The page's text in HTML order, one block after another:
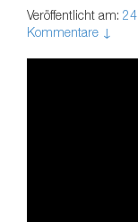
Veröffentlicht am:
Kommentare ↓